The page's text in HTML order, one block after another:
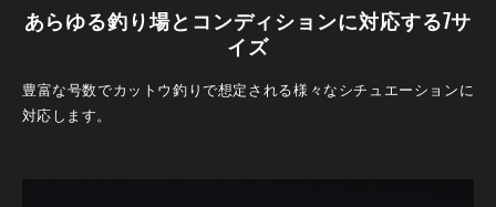
あらゆる釣り場とコンディションに対応する7サ
イズ
豊富な号数でカットウ釣りで想定される様々なシチュエーションに
対応します。